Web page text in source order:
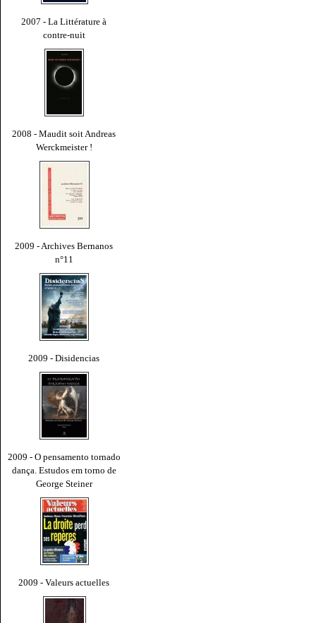
2007 - La Littérature à
contre-nuit
2008 - Maudit soit Andreas
Werckmeister !
2009 - Archives Bernanos
n°11
2009 - Disidencias
2009 - O pensamento tornado
dança. Estudos em torno de
George Steiner
2009 - Valeurs actuelles